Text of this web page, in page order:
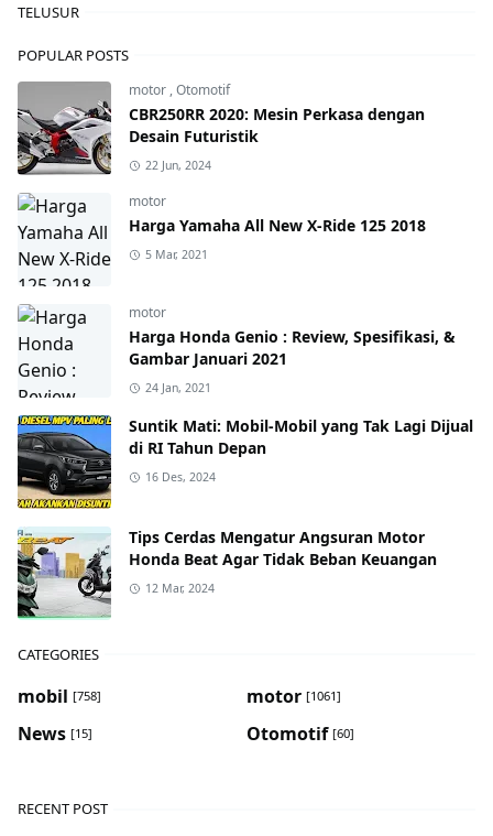
TELUSUR
POPULAR POSTS
motor ,Otomotif
CBR250RR 2020: Mesin Perkasa dengan
Desain Futuristik
22 Jun, 2024
motor
Harga Yamaha All New X-Ride 125 2018
5 Mar, 2021
motor
Harga Honda Genio : Review, Spesifikasi, &
Gambar Januari 2021
24 Jan, 2021
Suntik Mati: Mobil-Mobil yang Tak Lagi Dijual
di RI Tahun Depan
16 Des, 2024
Tips Cerdas Mengatur Angsuran Motor
Honda Beat Agar Tidak Beban Keuangan
12 Mar, 2024
CATEGORIES
mobil [758] motor [1061]
News [15] Otomotif [60]
RECENT POST